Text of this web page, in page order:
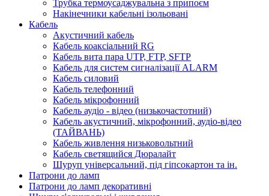
Трубка термоусаджувальна з припоєм
Накінечники кабельні ізольовані
Кабель
Акустичний кабель
Кабель коаксіальний RG
Кабель вита пара UTP, FTP, SFTP
Кабель для систем сигналізації ALARM
Кабель силовий
Кабель телефонний
Кабель мікрофонний
Кабель аудіо - відео (низькочастотний)
Кабель акустичний, мікрофонний, аудіо-відео
(ТАЙВАНЬ)
Кабель живлення низьковольтний
Кабель светящийся Дюралайт
Шуруп універсальний, під гіпсокартон та ін.
Патрони до ламп
Патрони до ламп декоративні